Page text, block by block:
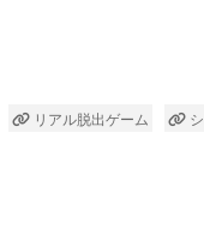
リアル脱出ゲーム